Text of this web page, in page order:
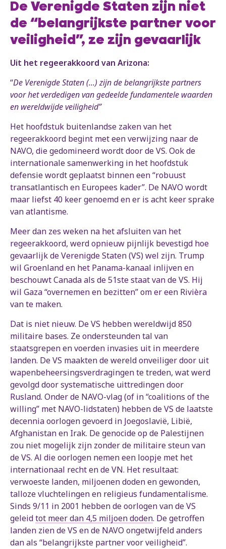
De Verenigde Staten zijn niet
de “belangrijkste partner voor
veiligheid”, ze zijn gevaarlijk
Uit het regeerakkoord van Arizona:
“De Verenigde Staten (...) zijn de belangrijkste partners
voor het verdedigen van gedeelde fundamentele waarden
en wereldwijde veiligheid”
Het hoofdstuk buitenlandse zaken van het
regeerakkoord begint met een verwijzing naar de
NAVO, die gedomineerd wordt door de VS. Ook de
internationale samenwerking in het hoofdstuk
defensie wordt geplaatst binnen een “robuust
transatlantisch en Europees kader”. De NAVO wordt
maar liefst 40 keer genoemd en er is acht keer sprake
van atlantisme.
Meer dan zes weken na het afsluiten van het
regeerakkoord, werd opnieuw pijnlijk bevestigd hoe
gevaarlijk de Verenigde Staten (VS) wel zijn. Trump
wil Groenland en het Panama-kanaal inlijven en
beschouwt Canada als de 51ste staat van de VS. Hij
wil Gaza “overnemen en bezitten” om er een Rivièra
van te maken.
Dat is niet nieuw. De VS hebben wereldwijd 850
militaire bases. Ze ondersteunden tal van
staatsgrepen en voerden invasies uit in meerdere
landen. De VS maakten de wereld onveiliger door uit
wapenbeheersingsverdragingen te treden, wat werd
gevolgd door systematische uittredingen door
Rusland. Onder de NAVO-vlag (of in “coalitions of the
willing” met NAVO-lidstaten) hebben de VS de laatste
decennia oorlogen gevoerd in Joegoslavië, Libië,
Afghanistan en Irak. De genocide op de Palestijnen
zou niet mogelijk zijn zonder de militaire steun van
de VS. Al die oorlogen nemen een loopje met het
internationaal recht en de VN. Het resultaat:
verwoeste landen, miljoenen doden en gewonden,
talloze vluchtelingen en religieus fundamentalisme.
Sinds 9/11 in 2001 hebben de oorlogen van de VS
geleidtot meer dan 4,5 miljoen doden. De getroffen
landen zien de VS en de NAVO ongetwijfeld anders
dan als “belangrijkste partner voor veiligheid”.